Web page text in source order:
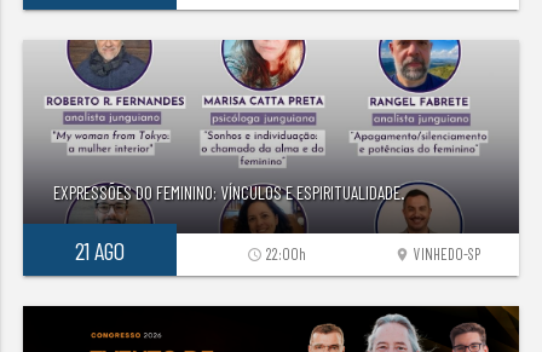
EXPRESSÕES DO FEMININO: VÍNCULOS E ESPIRITUALIDADE.
21 AGO location_on VINHEDO-SP
access_time 22:00h